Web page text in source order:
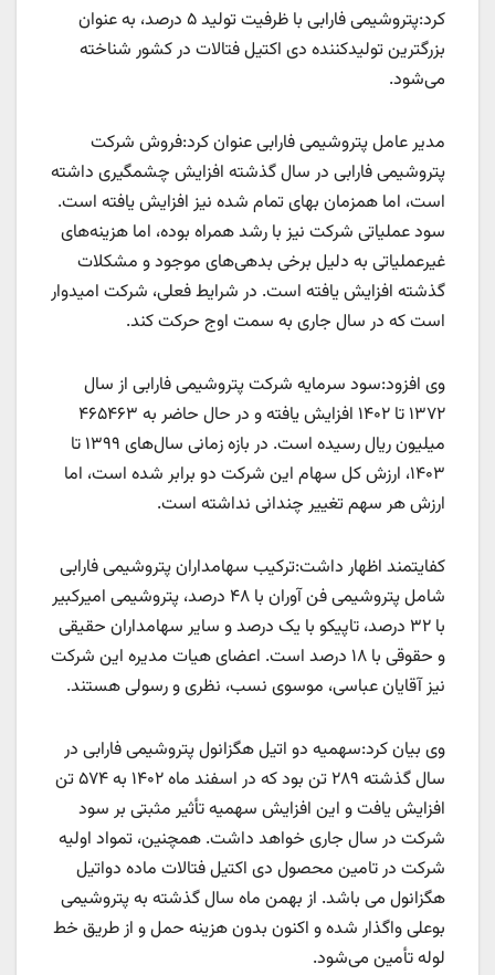
کرد:پتروشیمی فارابی با ظرفیت تولید ۵ درصد، به عنوان
بزرگترین تولیدکننده دی اکتیل فتالات در کشور شناخته
می‌شود.
مدیر عامل پتروشیمی فارابی عنوان کرد:فروش شرکت
پتروشیمی فارابی در سال گذشته افزایش چشمگیری داشته
است، اما همزمان بهای تمام شده نیز افزایش یافته است.
سود عملیاتی شرکت نیز با رشد همراه بوده، اما هزینه‌های
غیرعملیاتی به دلیل برخی بدهی‌های موجود و مشکلات
گذشته افزایش یافته است. در شرایط فعلی، شرکت امیدوار
است که در سال جاری به سمت اوج حرکت کند.
وی افزود:سود سرمایه شرکت پتروشیمی فارابی از سال
۱۳۷۲ تا ۱۴۰۲ افزایش یافته و در حال حاضر به ۴۶۵۴۶۳
میلیون ریال رسیده است. در بازه زمانی سال‌های ۱۳۹۹ تا
۱۴۰۳، ارزش کل سهام این شرکت دو برابر شده است، اما
ارزش هر سهم تغییر چندانی نداشته است.
کفایتمند اظهار داشت:ترکیب سهامداران پتروشیمی فارابی
شامل پتروشیمی فن آوران با ۴۸ درصد، پتروشیمی امیرکبیر
با ۳۲ درصد، تاپیکو با یک درصد و سایر سهامداران حقیقی
و حقوقی با ۱۸ درصد است. اعضای هیات مدیره این شرکت
نیز آقایان عباسی، موسوی نسب، نظری و رسولی هستند.
وی بیان کرد:سهمیه دو اتیل هگزانول پتروشیمی فارابی در
سال گذشته ۲۸۹ تن بود که در اسفند ماه ۱۴۰۲ به ۵۷۴ تن
افزایش یافت و این افزایش سهمیه تأثیر مثبتی بر سود
شرکت در سال جاری خواهد داشت. همچنین، تمواد اولیه
شرکت در تامین محصول دی اکتیل فتالات ماده دواتیل
هگزانول می باشد. از بهمن ماه سال گذشته به پتروشیمی
بوعلی واگذار شده و اکنون بدون هزینه حمل و از طریق خط
لوله تأمین می‌شود.